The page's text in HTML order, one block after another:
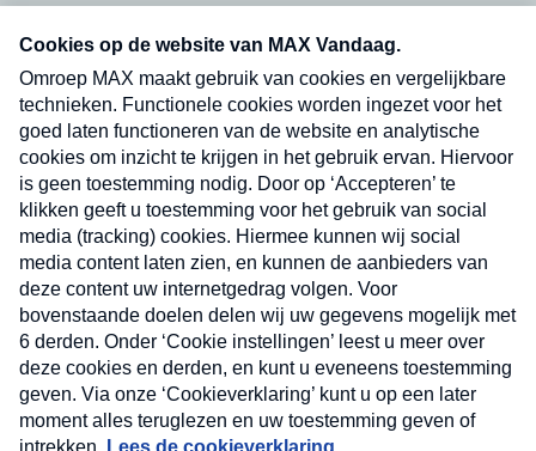
Neem hier een gratis abonnement op onze
nieuwsbrief. Elke vrijdag- en dinsdagochtend in
uw mailbox.
Verzend
Nieuwsbrief
Neem hier een gratis abonnement op onze
nieuwsbrief. Elke vrijdag- en dinsdagochtend in uw